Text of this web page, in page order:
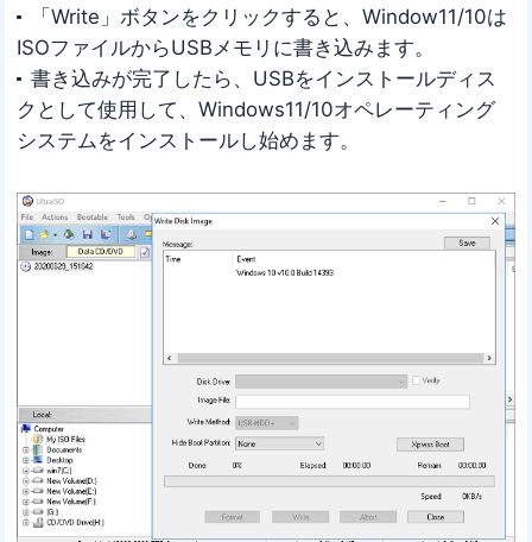
「Write」ボタンをクリックすると、Window11/10は
ISOファイルからUSBメモリに書き込みます。
書き込みが完了したら、USBをインストールディス
クとして使用して、Windows11/10オペレーティング
システムをインストールし始めます。